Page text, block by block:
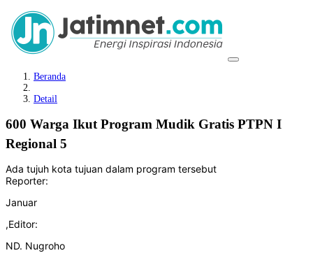
Beranda
Detail
600 Warga Ikut Program Mudik Gratis PTPN I
Regional 5
Ada tujuh kota tujuan dalam program tersebut
Reporter:
Januar
,Editor:
ND. Nugroho